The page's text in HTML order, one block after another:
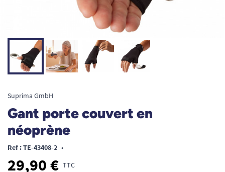
Suprima GmbH
Gant porte couvert en
néoprène
Ref : TE-43408-2 •
29,90 € TTC